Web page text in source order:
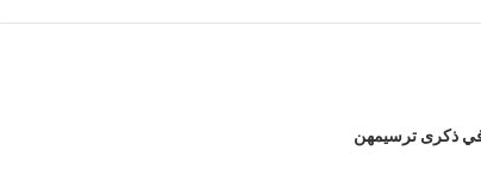
في ذكرى ترسيمهن